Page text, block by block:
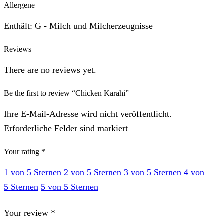
Allergene
Enthält: G - Milch und Milcherzeugnisse
Reviews
There are no reviews yet.
Be the first to review “Chicken Karahi”
Ihre E-Mail-Adresse wird nicht veröffentlicht.
Erforderliche Felder sind markiert
Your rating *
1 von 5 Sternen 2 von 5 Sternen 3 von 5 Sternen 4 von
5 Sternen 5 von 5 Sternen
Your review *